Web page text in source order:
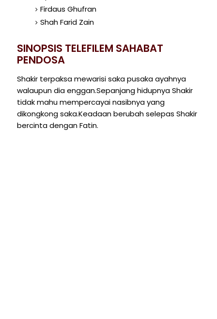
Firdaus Ghufran
Shah Farid Zain
SINOPSIS TELEFILEM SAHABAT
PENDOSA
Shakir terpaksa mewarisi saka pusaka ayahnya
walaupun dia enggan.Sepanjang hidupnya Shakir
tidak mahu mempercayai nasibnya yang
dikongkong saka.Keadaan berubah selepas Shakir
bercinta dengan Fatin.